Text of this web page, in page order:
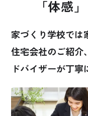
「体感
家づくり学校では
住宅会社のご紹介
ドバイザーが丁寧